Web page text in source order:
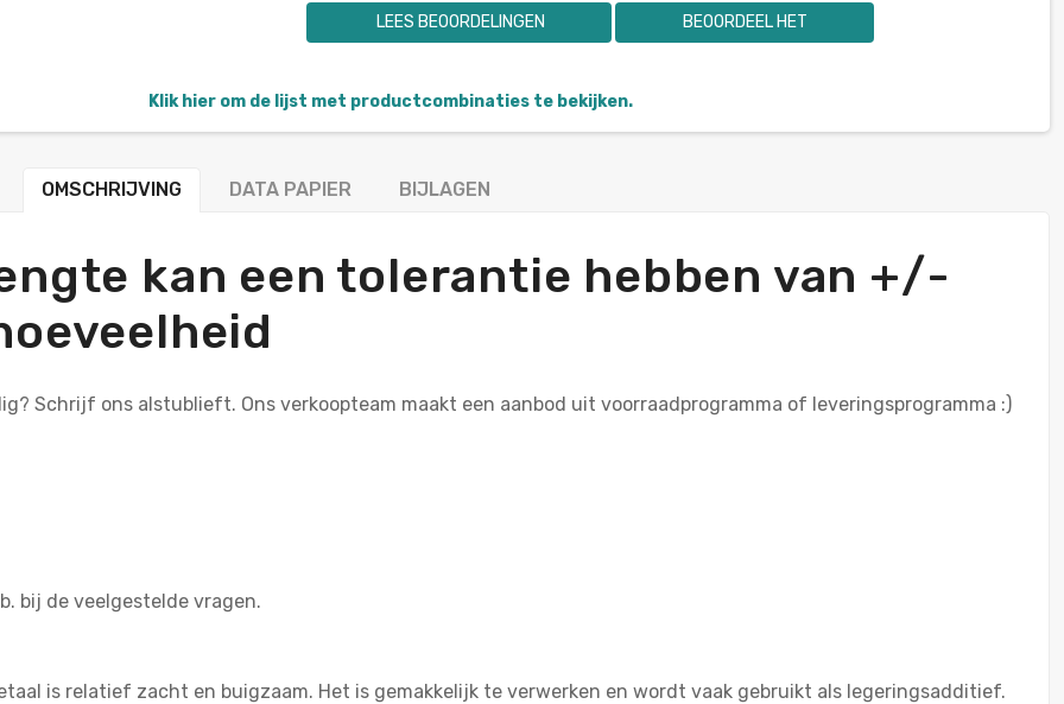
LEES BEOORDELINGEN BEOORDEEL HET
Klik hier om de lijst met productcombinaties te bekijken.
OMSCHRIJVING DATA PAPIER BIJLAGEN
kan een tolerantie hebben van +/-
Schrijf ons alstublieft. Ons verkoopteam maakt een aanbod uit voorraadprogramma of leveringsprogramma :)
bij de veelgestelde vragen.
is relatief zacht en buigzaam. Het is gemakkelijk te verwerken en wordt vaak gebruikt als legeringsadditief.